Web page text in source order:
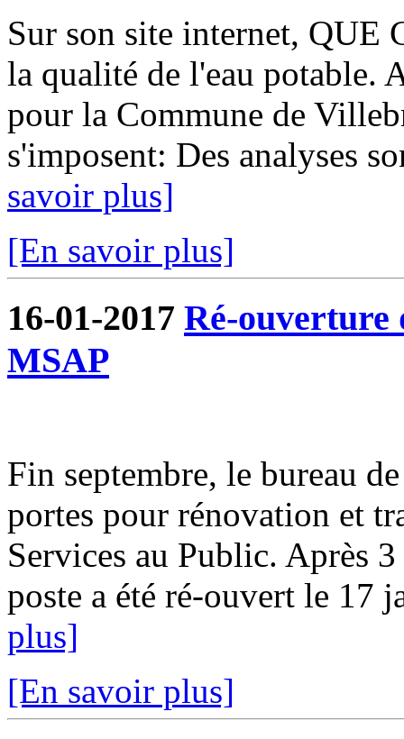
Sur son site internet, QUE
la qualité de l'eau potable.
pour la Commune de
s'imposent: Des analyses
savoir plus]
[En savoir plus]
16-01-2017 Ré-ouverture
MSAP
Fin septembre, le bureau
portes pour rénovation et
Services au Public. Après
poste a été ré-ouvert le 17
plus]
[En savoir plus]